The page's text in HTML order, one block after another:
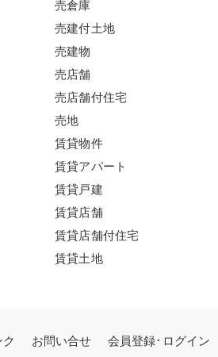
売倉庫
売建付土地
売建物
売店舗
売店舗付住宅
売地
賃貸物件
賃貸アパート
賃貸戸建
賃貸店舗
賃貸店舗付住宅
賃貸土地
お問い合せ 会員登録･ログイン